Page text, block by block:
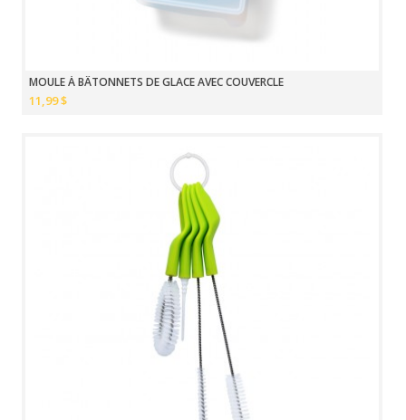
MOULE À BÂTONNETS DE GLACE AVEC COUVERCLE
11,99 $